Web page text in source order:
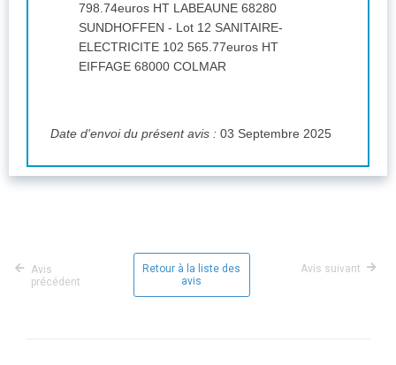
798.74euros HT LABEAUNE 68280
SUNDHOFFEN - Lot 12 SANITAIRE-
ELECTRICITE 102 565.77euros HT
EIFFAGE 68000 COLMAR
Date d'envoi du présent avis : 03 Septembre 2025
Avis
précédent
Retour à la liste des
avis
Avis suivant